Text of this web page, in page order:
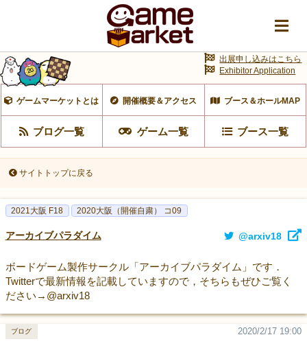
ゲームマーケットとは 開催概要＆アクセス ブース＆ホールMAP
ブログ一覧 ゲーム一覧 ブース一覧
出展申し込みはこちら
Exhibitor Application
サイトトップに戻る
2021大阪 F18 2020大阪（開催自粛） コ09
アーカイブパラダイム @arxiv18
ボードゲーム製作サークル「アーカイブパラダイム」です．
Twitterで最新情報を記載していますので，そちらもぜひご覧く
ださい→@arxiv18
2020/2/17 19:00
ブログ